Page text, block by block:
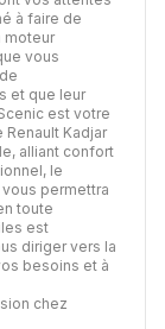
à faire de
moteur
vous
et que leur
est votre
Renault Kadjar
alliant confort
le
permettra
toute
est
diriger vers la
besoins et à
chez